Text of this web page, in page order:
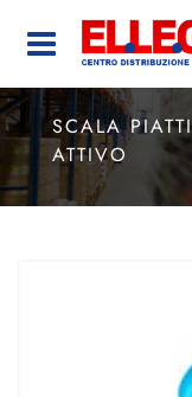
Open
SCALA
ATTIVO